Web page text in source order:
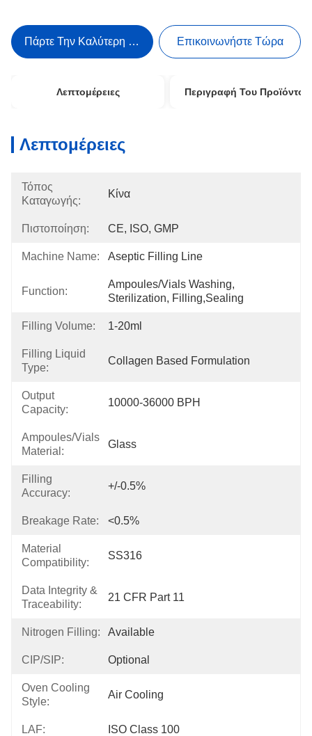
Πάρτε Την Καλύτερη Τιμή Επικοινωνήστε Τώρα
Λεπτομέρειες Περιγραφή Του Προϊόντος
Λεπτομέρειες
Τόπος
Καταγωγής:
Κίνα
Πιστοποίηση: CE, ISO, GMP
Machine Name: Aseptic Filling Line
Function:
Ampoules/Vials Washing,
Sterilization, Filling,Sealing
Filling Volume: 1-20ml
Filling Liquid
Type:
Collagen Based Formulation
Output
Capacity:
10000-36000 BPH
Ampoules/Vials
Material:
Glass
Filling
Accuracy:
+/-0.5%
Breakage Rate: <0.5%
Material
Compatibility:
SS316
Data Integrity &
Traceability:
21 CFR Part 11
Nitrogen Filling: Available
CIP/SIP: Optional
Oven Cooling
Style:
Air Cooling
LAF: ISO Class 100